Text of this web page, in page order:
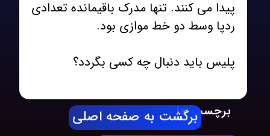
پیدا می کنند. تنها مدرک باقیمانده تعدادی
پلیس باید دنبال چه کسی بگردد؟
برچسب هابرگشت به صفحه اصلی